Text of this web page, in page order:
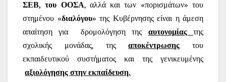
ΣΕΒ, του ΟΟΣΑ, αλλά και των «πορισμάτων» του
στημένου «διαλόγου» της Κυβέρνησης είναι η άμεση
απαίτηση για
δρομολόγηση της αυτονομίαςτης
σχολικής μονάδας, τηςαποκέντρωσης του
εκπαιδευτικού συστήματος και της γενικευμένης
αξιολόγησης στην εκπαίδευση.